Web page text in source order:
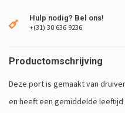
Hulp nodig? Bel ons!
+(31) 30 636 9236
Productomschrijving
Deze port is gemaakt van
en heeft een gemiddelde leeftijd